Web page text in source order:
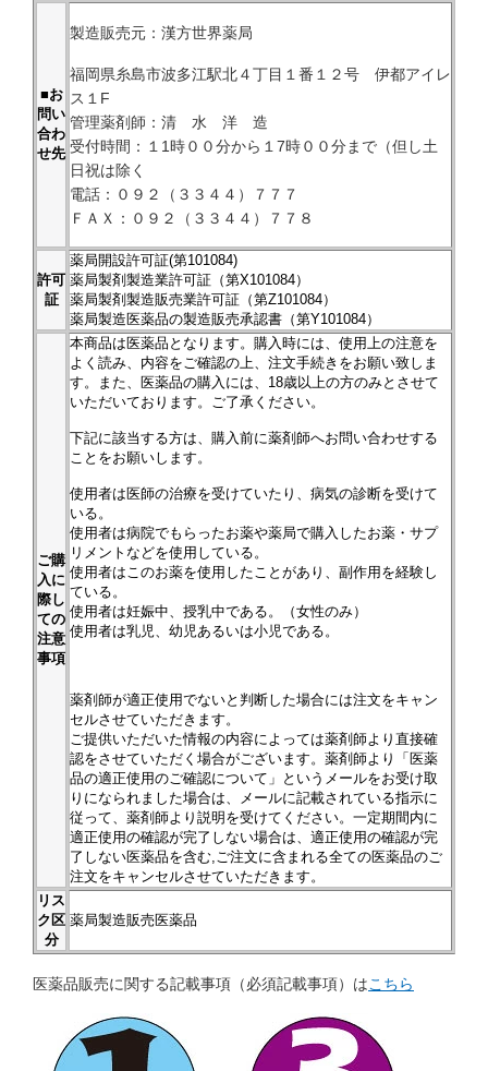
■お
問い
合わ
せ先
製造販売元：漢方世界薬局
福岡県糸島市波多江駅北４丁目１番１２号 伊都アイレ
ス１F
管理薬剤師：清 水 洋 造
受付時間：１1時００分から１7時００分まで（但し土
日祝は除く
電話：０９２（３３４４）７７７
ＦＡＸ：０９２（３３４４）７７８
許可
証
薬局開設許可証(第101084)
薬局製剤製造業許可証（第X101084）
薬局製剤製造販売業許可証（第Z101084）
薬局製造医薬品の製造販売承認書（第Y101084）
ご購
入に
際し
ての
注意
事項
本商品は医薬品となります。購入時には、使用上の注意を
よく読み、内容をご確認の上、注文手続きをお願い致しま
す。また、医薬品の購入には、18歳以上の方のみとさせて
いただいております。ご了承ください。
下記に該当する方は、購入前に薬剤師へお問い合わせする
ことをお願いします。
使用者は医師の治療を受けていたり、病気の診断を受けて
いる。
使用者は病院でもらったお薬や薬局で購入したお薬・サプ
リメントなどを使用している。
使用者はこのお薬を使用したことがあり、副作用を経験し
ている。
使用者は妊娠中、授乳中である。（女性のみ）
使用者は乳児、幼児あるいは小児である。
薬剤師が適正使用でないと判断した場合には注文をキャン
セルさせていただきます。
ご提供いただいた情報の内容によっては薬剤師より直接確
認をさせていただく場合がございます。薬剤師より「医薬
品の適正使用のご確認について」というメールをお受け取
りになられました場合は、メールに記載されている指示に
従って、薬剤師より説明を受けてください。一定期間内に
適正使用の確認が完了しない場合は、適正使用の確認が完
了しない医薬品を含む,ご注文に含まれる全ての医薬品のご
注文をキャンセルさせていただきます。
リス
ク区
分
薬局製造販売医薬品
医薬品販売に関する記載事項（必須記載事項）はこちら